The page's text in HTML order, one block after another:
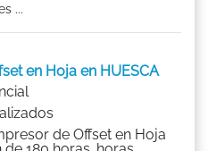
...
en Hoja en HUESCA
de Offset en Hoja